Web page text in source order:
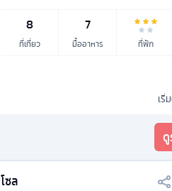
8
ที่เที่ยว
7
มื้ออาหาร ที่พัก
เริ่
ดู
โซล